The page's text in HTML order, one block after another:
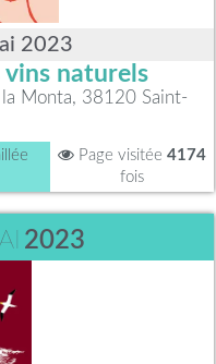
2023
naturels
Monta, 38120 Saint-
Page visitée 4174
fois
2023